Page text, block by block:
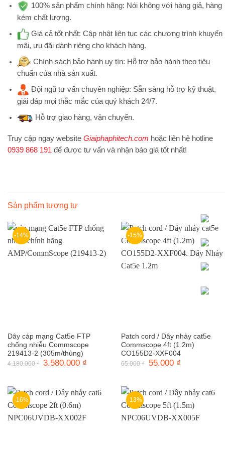
100% sản phẩm chính hãng: Nói không với hàng giả, hàng
kém chất lượng.
Giá cả tốt nhất: Cập nhật liên tục các chương trình khuyến
mãi, ưu đãi dành riêng cho khách hàng.
Chính sách bảo hành uy tín: Hỗ trợ bảo hành theo tiêu
chuẩn của nhà sản xuất.
Đội ngũ tư vấn chuyên nghiệp: Sẵn sàng hỗ trợ kỹ thuật,
giải đáp mọi thắc mắc của quý khách 24/7.
Hỗ trợgiao hàng, vận chuyển.
Truy cập ngay website Giaiphaphitech.com hoặc liên hệ hotline
0939 868 191 để được tư vấn và nhận báo giá tốt nhất!
Sản phẩm tương tự
-14%
Dây cáp mạng Cat5e FTP
chống nhiễu Commscope
219413-2 (305m/thùng)
4.180.000₫ Giá
gốc
3.580.000 ₫
3.580.000 ₫.
-15%
Patch cord / Dây nhảy cat5e
Commscope 4ft (1.2m)
CO155D2-XXF004
65.000₫
Giá
gốc
55.000 ₫
55.000 ₫.
-16% -13%